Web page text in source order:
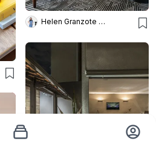
Helen Granzote Arquitetura e Interiores